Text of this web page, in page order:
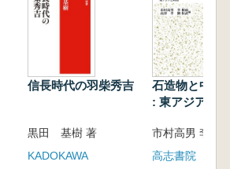
信長時代の羽柴秀吉
黒田 基樹 著
KADOKAWA
石造物と中世
: 東アジアと
高志書院